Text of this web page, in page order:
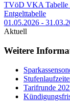
TVöD VKA Tabelle
Entgelttabelle
01.05.2026 -
Aktuell
Weitere
Tarifrunde